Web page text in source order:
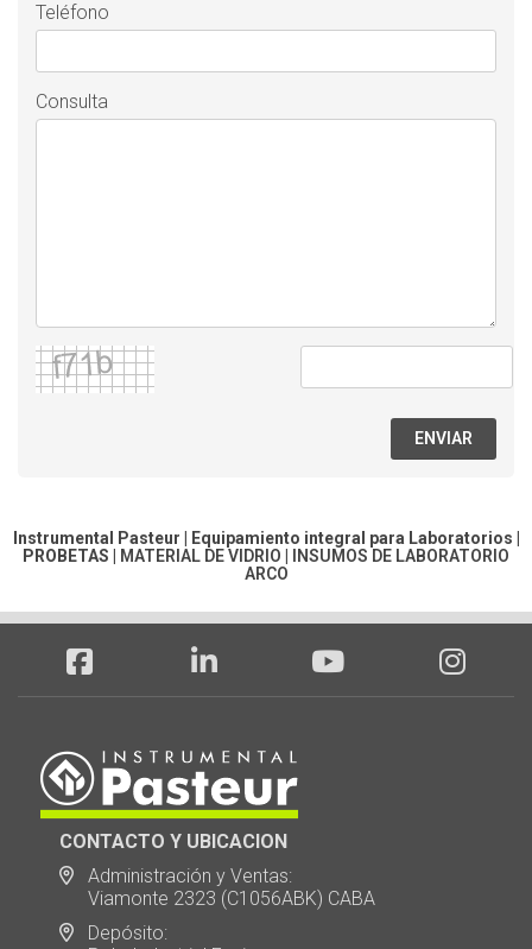
Teléfono
Consulta
ENVIAR
Instrumental Pasteur | Equipamiento integral para Laboratorios |
PROBETAS
MATERIAL DE VIDRIO
INSUMOS DE LABORATORIO
ARCO
CONTACTO Y UBICACION
Administración y Ventas:
Viamonte 2323 (C1056ABK) CABA
Depósito: